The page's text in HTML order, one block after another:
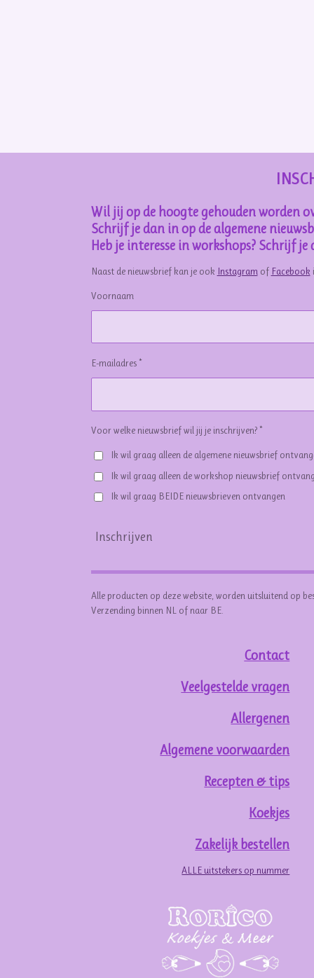
Wil jij op de hoogte gehouden worden
Schrijf je dan in op de algemene
Heb je interesse in workshops? Schrijf
Naast de nieuwsbrief kan je ook Instagram of Facebook
Voornaam
E-mailadres *
Voor welke nieuwsbrief wil jij je inschrijven? *
Ik wil graag alleen de algemene nieuwsbrief
Ik wil graag alleen de workshop nieuwsbrief
Ik wil graag BEIDE nieuwsbrieven ontvangen
Inschrijven
Alle producten op deze website, worden uitsluitend op
Verzending binnen NL of naar BE.
Contact
Veelgestelde vragen
Allergenen
Algemene voorwaarden
Recepten & tips
Koekjes
Zakelijk bestellen
ALLE uitstekers op nummer